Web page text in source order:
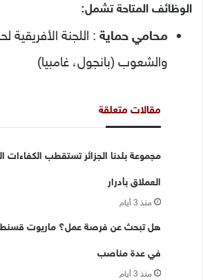
الوظائف المتاحة تشمل:
محامي حماية : اللجنة الأفريقية
والشعوب (بانجول، غامبيا)
مقالات متعلقة
مجموعة بلدنا الجزائر تستقطب الكفاءات
العملاق بأدرار
منذ 3 أيام
هل تبحث عن فرصة عمل؟ ماريوت
في عدة مناصب
منذ 3 أيام